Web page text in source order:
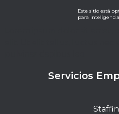
Este sitio está
para
Servicios